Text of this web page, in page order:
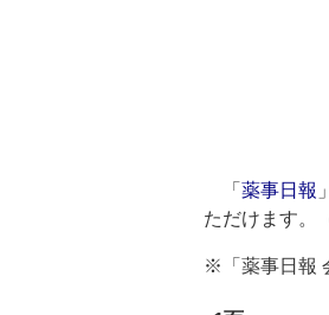
「 薬事日報
ただけます。
※「薬事日報